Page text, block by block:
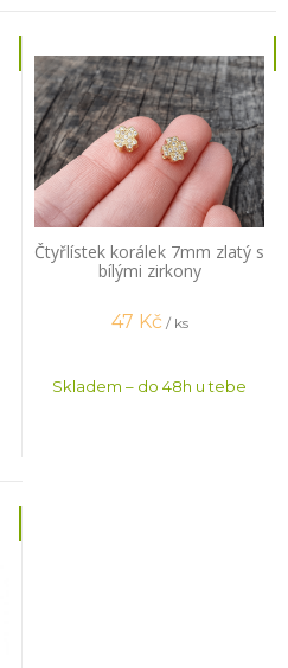
Čtyřlístek korálek 7mm zlatý s
bílými zirkony
47 Kč / ks
Skladem – do 48h u tebe